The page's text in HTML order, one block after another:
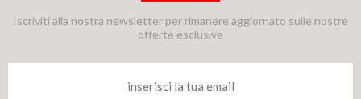
Iscriviti alla nostra newsletter per rimanere aggiornato sulle nostre
offerte esclusive